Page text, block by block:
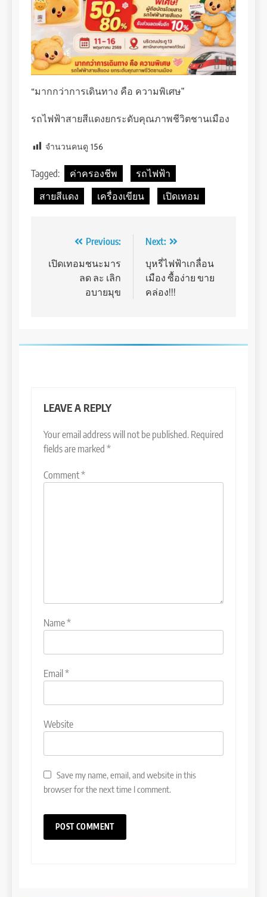
“มากกว่าการเดินทาง คือ ความพิเศษ”
รถไฟฟ้าสายสีแดงยกระดับคุณภาพชีวิตชานเมือง
จำนวนคนดู 156
Tagged: ค่าครองชีพ
รถไฟฟ้า
สายสีแดง
เครื่องเขียน เปิดเทอม
navigation
Previous:
เปิดเทอมชนะมาร
ลด ละ เลิก
อบายมุข
Next:
บุหรี่ไฟฟ้าเกลื่อน
เมือง ซื้อง่าย ขาย
คล่อง!!!
LEAVE A REPLY
Your email address will not be published. Required
fields are marked *
Comment*
Name*
Email*
Website
Save my name, email, and website in this
browser for the next time I comment.